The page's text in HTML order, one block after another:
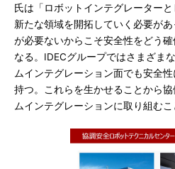
氏は「ロボットインテグレーター
新たな領域を開拓していく必要が
が必要ないからこそ安全性をどう
なる。IDECグループではさまざま
ムインテグレーション面でも安全
持つ。これらを生かせることから
ムインテグレーションに取り組むこ